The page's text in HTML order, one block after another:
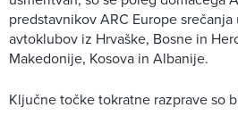
predstavnikov ARC Europe
avtoklubov iz Hrvaške, Bosne in
Makedonije, Kosova in Albanije.
Ključne točke tokratne razprave so